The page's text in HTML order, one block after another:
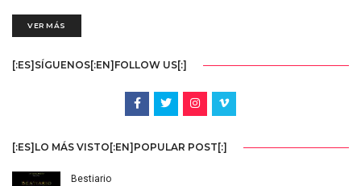
VER MÁS
[:ES]SÍGUENOS[:EN]FOLLOW US[:]
[:ES]LO MÁS VISTO[:EN]POPULAR POST[:]
Bestiario